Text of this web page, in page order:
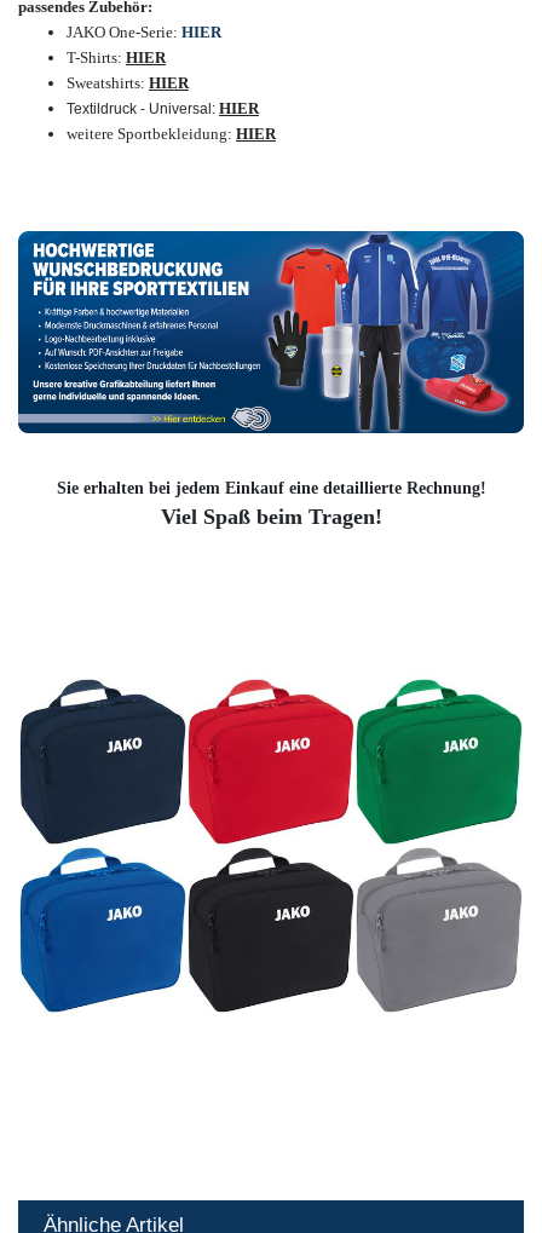
passendes Zubehör:
JAKO One-Serie: HIER
T-Shirts: HIER
Sweatshirts: HIER
Textildruck - Universal: HIER
weitere Sportbekleidung: HIER
Sie erhalten bei jedem Einkauf eine detaillierte Rechnung!
Viel Spaß beim Tragen!
Ähnliche Artikel